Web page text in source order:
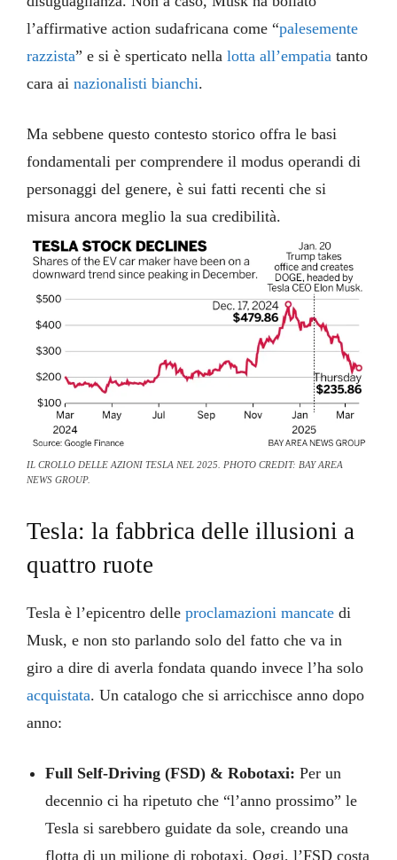
l’affirmative action sudafricana come “palesemente
razzista” e si è sperticato nellalotta all’empatia tanto
cara ainazionalisti bianchi.
Ma sebbene questo contesto storico offra le basi
fondamentali per comprendere il modus operandi di
personaggi del genere, è sui fatti recenti che si
misura ancora meglio la sua credibilità.
IL CROLLO DELLE AZIONI TESLA NEL 2025. PHOTO CREDIT: BAY AREA
NEWS GROUP.
Tesla: la fabbrica delle illusioni a
quattro ruote
Tesla è l’epicentro delleproclamazioni mancate di
Musk, e non sto parlando solo del fatto che va in
giro a dire di averla fondata quando invece l’ha solo
acquistata. Un catalogo che si arricchisce anno dopo
anno:
Full Self-Driving (FSD) & Robotaxi: Per un
decennio ci ha ripetuto che “l’anno prossimo” le
Tesla si sarebbero guidate da sole, creando una
flotta di un milione di robotaxi. Oggi, l’FSD costa